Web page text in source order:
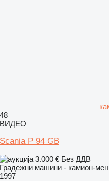
48
ВИДЕО
Scania P 94 GB
3.000 € Без ДДВ
Градежни машини - камион-
1997